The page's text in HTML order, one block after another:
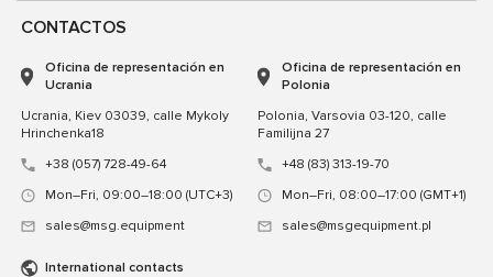
CONTACTOS
Oficina de representación en
Ucrania
Ucrania, Kiev 03039, calle Mykoly
Hrinchenka18
+38 (057) 728-49-64
Mon–Fri, 09:00–18:00 (UTC+3)
sales@msg.equipment
Oficina de representación en
Polonia
Polonia, Varsovia 03-120, calle
Familijna 27
+48 (83) 313-19-70
Mon–Fri, 08:00–17:00 (GMT+1)
sales@msgequipment.pl
International contacts